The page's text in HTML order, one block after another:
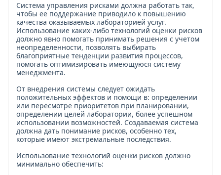
Система управления рисками должна работать так,
чтобы ее поддержание приводило к повышению
качества оказываемых лабораторией услуг.
Использование каких-либо технологий оценки рисков
должно явно помогать принимать решения с учетом
неопределенности, позволять выбирать
благоприятные тенденции развития процессов,
помогать оптимизировать имеющуюся систему
менеджмента.
От внедрения системы следует ожидать
положительных эффектов и помощи в: определении
или пересмотре приоритетов при планировании,
определении целей лаборатории, более успешном
использовании возможностей. Создаваемая система
должна дать понимание рисков, особенно тех,
которые имеют экстремальные последствия.
Использование технологий оценки рисков должно
минимально обеспечить: